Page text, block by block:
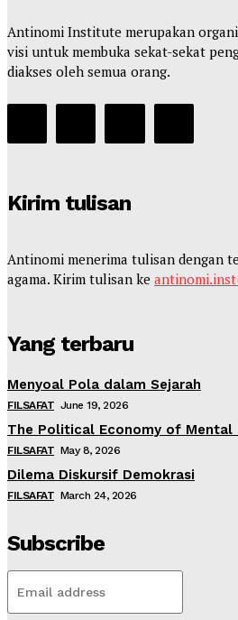
Antinomi Institute merupakan
visi untuk membuka sekat-sekat
diakses oleh semua orang.
Kirim tulisan
Antinomi menerima tulisan dengan
agama. Kirim tulisan ke
Yang terbaru
Menyoal Pola dalam Sejarah
FILSAFAT June 19, 2026
The Political Economy of Mental
FILSAFAT May 8, 2026
Dilema Diskursif Demokrasi
FILSAFAT March 24, 2026
Subscribe